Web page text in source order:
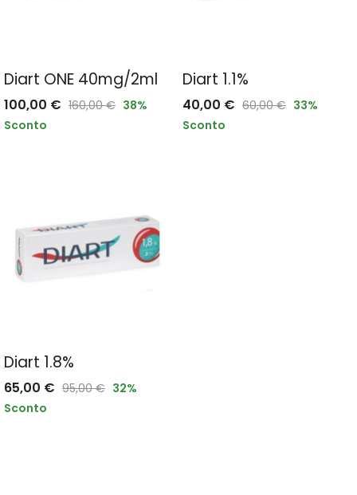
Diart ONE 40mg/2ml
100,00 € 160,00€ 38%
Sconto
Diart 1.1%
40,00 € 60,00€ 33%
Sconto
Diart 1.8%
65,00 € 95,00€ 32%
Sconto